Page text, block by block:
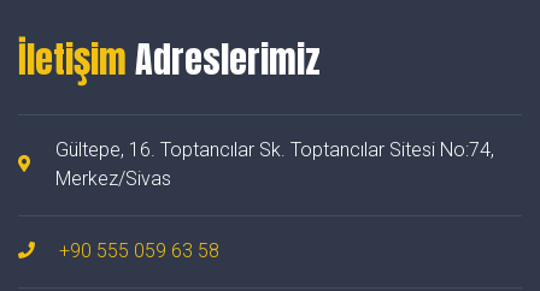
İletişimAdreslerimiz
Gültepe, 16. Toptancılar Sk. Toptancılar Sitesi No:74,
Merkez/Sivas
+90 555 059 63 58